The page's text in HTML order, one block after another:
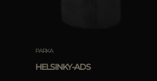
PARKA
HELSINKY-ADS